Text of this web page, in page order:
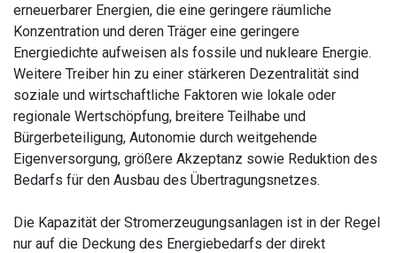
erneuerbarer Energien, die eine geringere räumliche
Konzentration und deren Träger eine geringere
Energiedichte aufweisen als fossile und nukleare Energie.
Weitere Treiber hin zu einer stärkeren Dezentralität sind
soziale und wirtschaftliche Faktoren wie lokale oder
regionale Wertschöpfung, breitere Teilhabe und
Bürgerbeteiligung, Autonomie durch weitgehende
Eigenversorgung, größere Akzeptanz sowie Reduktion des
Bedarfs für den Ausbau des Übertragungsnetzes.
Die Kapazität der Stromerzeugungsanlagen ist in der Regel
nur auf die Deckung des Energiebedarfs der direkt